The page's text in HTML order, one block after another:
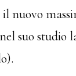
nuovo
suo studio